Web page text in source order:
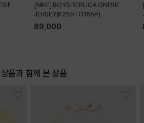
[NIKE] BOYS REPLICA ONESIE
JERSEY(K255TO155P)
89,000
품과 함께 본 상품